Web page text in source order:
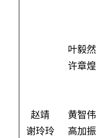
叶毅然
许章煌
赵靖
黄智伟
谢玲玲
高加振